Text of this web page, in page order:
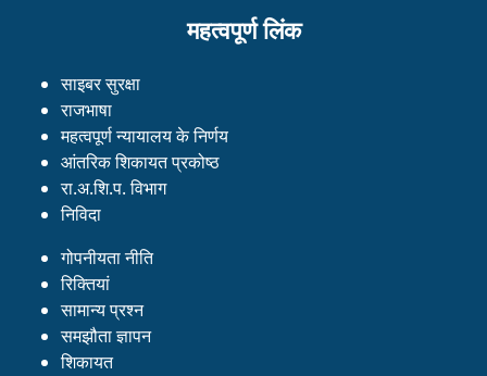
महत्वपूर्ण लिंक
साइबर सुरक्षा
राजभाषा
महत्वपूर्ण न्यायालय के निर्णय
आंतरिक शिकायत प्रकोष्ठ
रा.अ.शि.प. विभाग
निविदा
गोपनीयता नीति
रिक्तियां
सामान्य प्रश्न
समझौता ज्ञापन
शिकायत